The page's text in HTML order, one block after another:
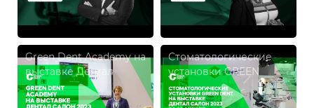
функциональной
работе с окклюзией
Green Dent Academy на
выставке Дентал
Салон 2023
Стоматологические
установки GREEN
DENT на Выставке
Дентал Салон 2023